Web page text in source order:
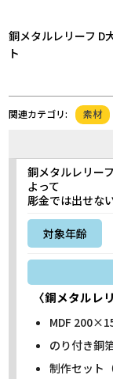
銅メタルレリーフ D
ト
関連カテゴリ: 素材
銅メタルレリー
よって
彫金では出せな
対象年齢
〈銅メタルレ
MDF
のり付き銅
制作セッ